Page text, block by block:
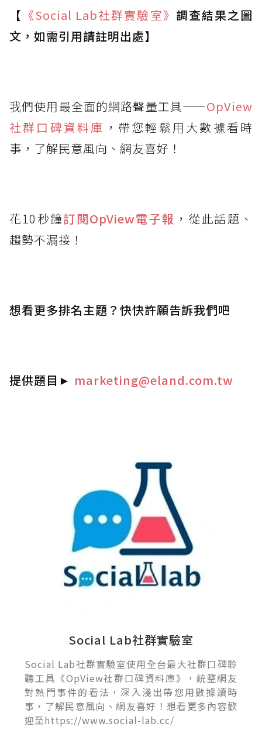
【 《Social Lab社群實驗室》 調查結果之圖
文，如需引用請註明出處】
我們使用最全面的網路聲量工具——OpView
社群口碑資料庫 ，帶您輕鬆用大數據看時
事，了解民意風向、網友喜好！
花10秒鐘訂閱OpView電子報 ，從此話題、
趨勢不漏接！
想看更多排名主題？快快許願告訴我們吧
提供題目 ► marketing@eland.com.tw
Social Lab社群實驗室
Social Lab社群實驗室使用全台最大社群口碑聆
聽工具《OpView社群口碑資料庫》，統整網友
對熱門事件的看法，深入淺出帶您用數據讀時
事，了解民意風向、網友喜好！想看更多內容歡
迎至https://www.social-lab.cc/